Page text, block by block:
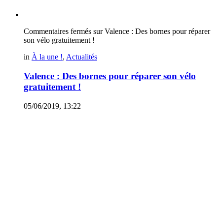
Commentaires fermés sur Valence : Des bornes pour réparer
son vélo gratuitement !
in À la une !, Actualités
Valence : Des bornes pour réparer son vélo
gratuitement !
05/06/2019, 13:22